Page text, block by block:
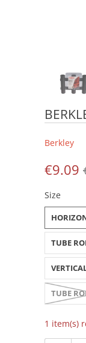
Berkley
€9.09
Size
TUBE
TUBE
1 item(s)